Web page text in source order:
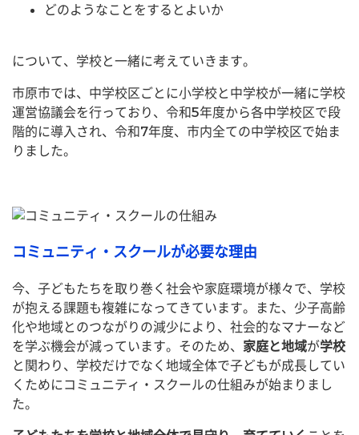
どのようなことをするとよいか
について、学校と一緒に考えていきます。
市原市では、中学校区ごとに小学校と中学校が一緒に学校
運営協議会を行っており、令和5年度から各中学校区で段
階的に導入され、令和7年度、市内全ての中学校区で始ま
りました。
コミュニティ・スクールが必要な理由
今、子どもたちを取り巻く社会や家庭環境が様々で、学校
が抱える課題も複雑になってきています。また、少子高齢
化や地域とのつながりの減少により、社会的なマナーなど
を学ぶ機会が減っています。そのため、 家庭と地域が学校
と関わり、学校だけでなく地域全体で子どもが成長してい
くためにコミュニティ・スクールの仕組みが始まりまし
た。